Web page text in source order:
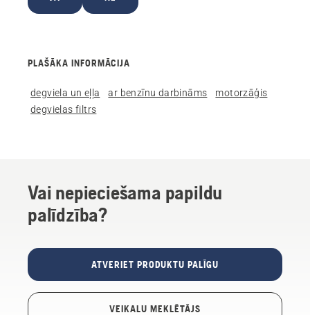
PLAŠĀKA INFORMĀCIJA
degviela un eļļa ar benzīnu darbināms
motorzāģis
degvielas filtrs
Vai nepieciešama papildu
palīdzība?
ATVERIET PRODUKTU PALĪGU
VEIKALU MEKLĒTĀJS